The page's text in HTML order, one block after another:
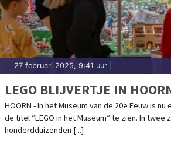
27 februari 2025, 9:41 uur
LEGO BLIJVERTJE IN
HOORN - In het Museum van de 20e Eeuw is
de titel “LEGO in het Museum” te zien. In twee
honderdduizenden [...]